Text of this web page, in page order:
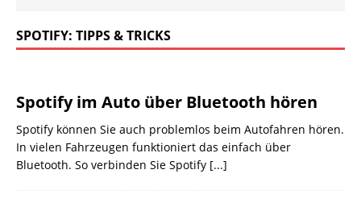
SPOTIFY: TIPPS & TRICKS
Spotify im Auto über Bluetooth hören
Spotify können Sie auch problemlos beim Autofahren hören.
In vielen Fahrzeugen funktioniert das einfach über
Bluetooth. So verbinden Sie Spotify [...]